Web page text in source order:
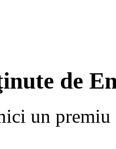
de
un premiu